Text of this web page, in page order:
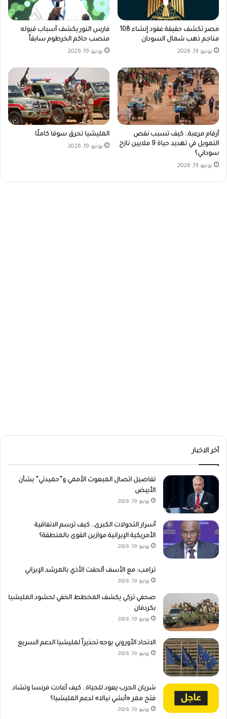
مصر تكشف حقيقة عقود إنشاء 108
مناجم ذهب شمال السودان
يونيو 19, 2026
فارس النور يكشف أسباب قبوله
منصب حاكم الخرطوم سابقاً
يونيو 19, 2026
أرقام مرعبة.. كيف تسبب نقص
التمويل في تهديد حياة 9 ملايين نازح
سوداني؟
يونيو 19, 2026
المليشيا تحرق سوقا كاملًا
يونيو 19, 2026
أخر الاخبار
تفاصيل اتصال المبعوث الأممي و”حميدتي” بشأن
الأبيض
يونيو 19, 2026
أسرار التحولات الكبرى.. كيف ترسم الاتفاقية
الأمريكية الإيرانية موازين القوى بالمنطقة؟
يونيو 19, 2026
ترامب: مع الأسف ألحقت الأذي بالمرشد الإيراني
يونيو 19, 2026
صحفي تركي يكشف المخطط الخفي لحشود المليشيا
بكردفان
يونيو 19, 2026
الاتحاد الأوروبي يوجه تحذيراً لمليشيا الدعم السريع
يونيو 19, 2026
شريان الحرب يعود للحياة.. كيف أعادت فرنسا وتشاد
فتح ممر «أبشي نيالا» لدعم المليشيا؟
يونيو 19, 2026